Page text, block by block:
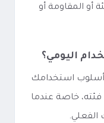
أو المقاومة أو
اليومي؟
أسلوب استخدامك
خاصة عندما
الفعلي.